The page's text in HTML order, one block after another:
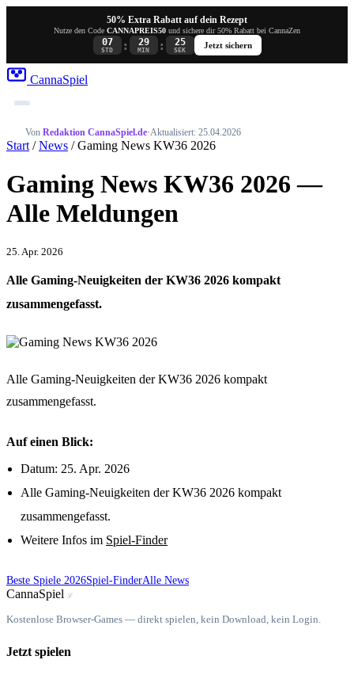
50% Extra Rabatt auf dein Rezept
Nutze den Code CANNAPREIS50 und sichere dir 50% Rabatt bei CannaZen
07
STD : 29
MIN : 25
SEK
Jetzt sichern
CannaSpiel
Von Redaktion CannaSpiel.de·Aktualisiert: 25.04.2026
Start /News / Gaming News KW36 2026
Gaming News KW36 2026 —
Alle Meldungen
25. Apr. 2026
Alle Gaming-Neuigkeiten der KW36 2026 kompakt
zusammengefasst.
Alle Gaming-Neuigkeiten der KW36 2026 kompakt
zusammengefasst.
Auf einen Blick:
Datum: 25. Apr. 2026
Alle Gaming-Neuigkeiten der KW36 2026 kompakt
zusammengefasst.
Weitere Infos im Spiel-Finder
Beste Spiele 2026Spiel-FinderAlle News
CannaSpiel ℒ
Kostenlose Browser-Games — direkt spielen, kein Download, kein Login.
Jetzt spielen